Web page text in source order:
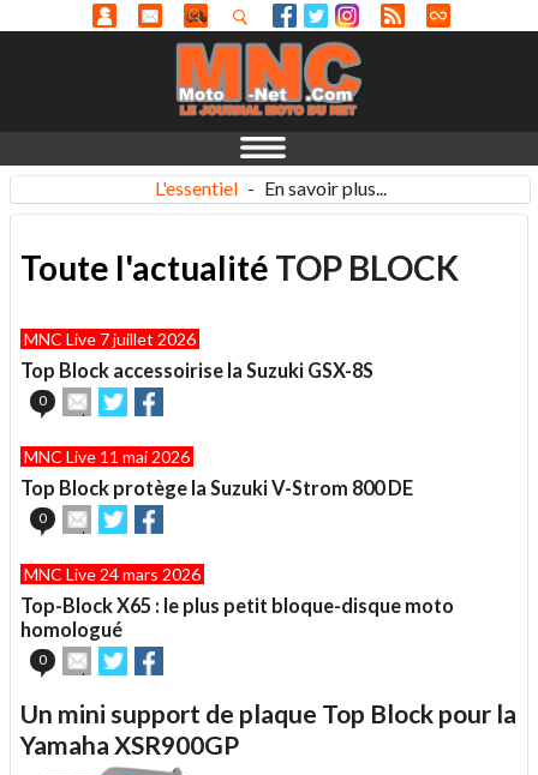
L'essentiel - En savoir plus...
Toute l'actualité TOP BLOCK
MNC Live 7 juillet 2026
Top Block accessoirise la Suzuki GSX-8S
0
Envoyer
cet
à
un
ami
Partager
sur sur
MNC Live 11 mai 2026
Top Block protège la Suzuki V-Strom 800 DE
0
Envoyer
cet
à
un
ami
Partager
sur sur
MNC Live 24 mars 2026
Top-Block X65 : le plus petit bloque-disque moto
homologué
0
Envoyer
cet
à
un
ami
Partager
sur sur
Un mini support de plaque Top Block pour la
Yamaha XSR900GP